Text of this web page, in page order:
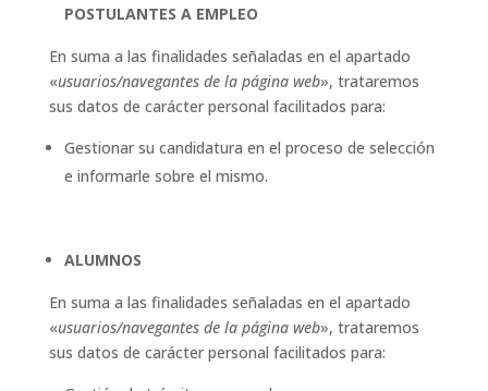
POSTULANTES A EMPLEO
En suma a las finalidades señaladas en el apartado
«usuarios/navegantes de la página web», trataremos
sus datos de carácter personal facilitados para:
Gestionar su candidatura en el proceso de selección
e informarle sobre el mismo.
ALUMNOS
En suma a las finalidades señaladas en el apartado
«usuarios/navegantes de la página web», trataremos
sus datos de carácter personal facilitados para: